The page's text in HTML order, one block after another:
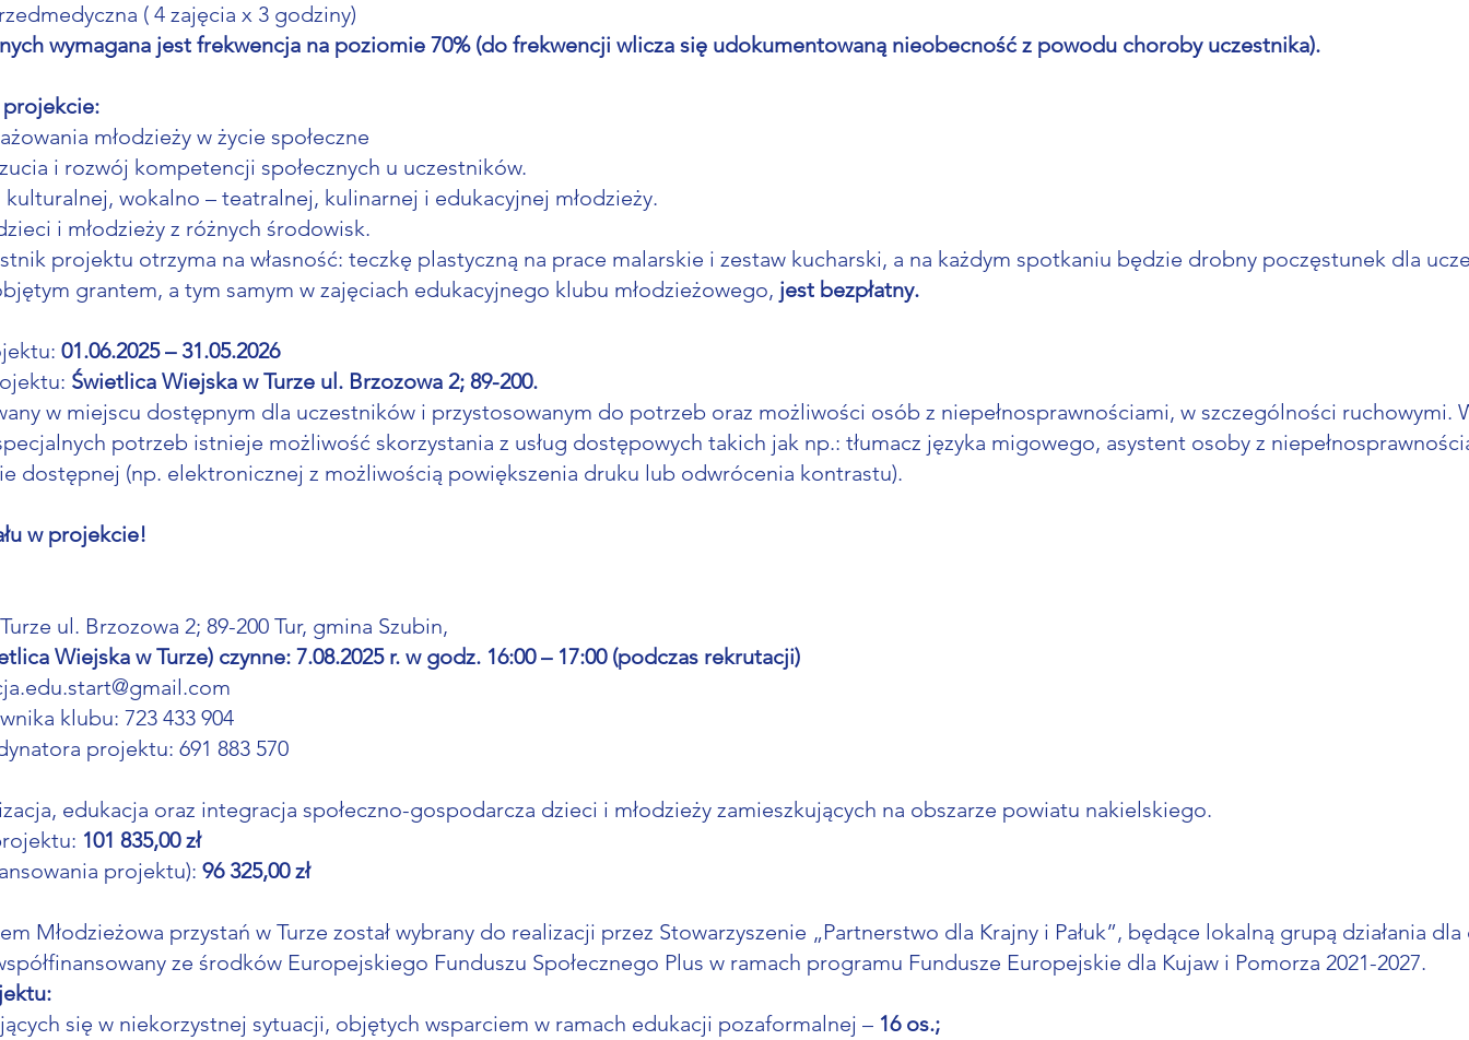
( 4 zajęcia x 3 godziny)
wymagana jest frekwencja na poziomie 70% (do frekwencji wlicza się udokumentowaną nieobecność z powodu choroby uczestnika).
projekcie:
młodzieży w życie społeczne
i rozwój kompetencji społecznych u uczestników.
wokalno – teatralnej, kulinarnej i edukacyjnej młodzieży.
i młodzieży z różnych środowisk.
projektu otrzyma na własność: teczkę plastyczną na prace malarskie i zestaw kucharski, a na każdym spotkaniu będzie drobny poczęstunek dla
grantem, a tym samym w zajęciach edukacyjnego klubu młodzieżowego, jest bezpłatny.
01.06.2025 – 31.05.2026
Świetlica Wiejska w Turze ul. Brzozowa 2; 89-200.
w miejscu dostępnym dla uczestników i przystosowanym do potrzeb oraz możliwości osób z niepełnosprawnościami, w szczególności ruchowymi.
potrzeb istnieje możliwość skorzystania z usług dostępowych takich jak np.: tłumacz języka migowego, asystent osoby z
dostępnej (np. elektronicznej z możliwością powiększenia druku lub odwrócenia kontrastu).
w projekcie!
ul. Brzozowa 2; 89-200 Tur, gmina Szubin,
Wiejska w Turze) czynne: 7.08.2025 r. w godz. 16:00 – 17:00 (podczas rekrutacji)
klubu: 723 433 904
projektu: 691 883 570
edukacja oraz integracja społeczno-gospodarcza dzieci i młodzieży zamieszkujących na obszarze powiatu nakielskiego.
101 835,00 zł
projektu): 96 325,00 zł
Młodzieżowa przystań w Turze został wybrany do realizacji przez Stowarzyszenie „Partnerstwo dla Krajny i Pałuk”, będące lokalną grupą działania
ze środków Europejskiego Funduszu Społecznego Plus w ramach programu Fundusze Europejskie dla Kujaw i Pomorza 2021-2027.
się w niekorzystnej sytuacji, objętych wsparciem w ramach edukacji pozaformalnej – 16 os.;